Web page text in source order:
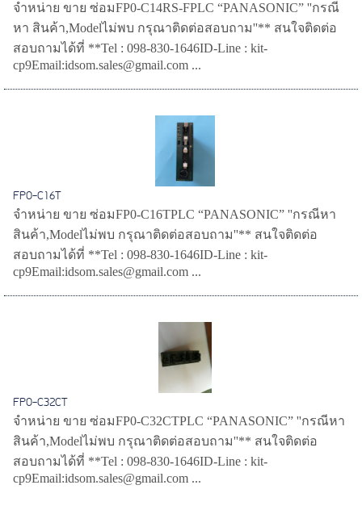
จำหน่าย ขาย ซ่อมFP0-C14RS-FPLC “PANASONIC” ''กรณี
หา สินค้า,Modelไม่พบ กรุณาติดต่อสอบถาม''** สนใจติดต่อ
สอบถามได้ที่ **Tel : 098-830-1646ID-Line : kit-
cp9Email:idsom.sales@gmail.com ...
FP0-C16T
จำหน่าย ขาย ซ่อมFP0-C16TPLC “PANASONIC” ''กรณีหา
สินค้า,Modelไม่พบ กรุณาติดต่อสอบถาม''** สนใจติดต่อ
สอบถามได้ที่ **Tel : 098-830-1646ID-Line : kit-
cp9Email:idsom.sales@gmail.com ...
FP0-C32CT
จำหน่าย ขาย ซ่อมFP0-C32CTPLC “PANASONIC” ''กรณีหา
สินค้า,Modelไม่พบ กรุณาติดต่อสอบถาม''** สนใจติดต่อ
สอบถามได้ที่ **Tel : 098-830-1646ID-Line : kit-
cp9Email:idsom.sales@gmail.com ...